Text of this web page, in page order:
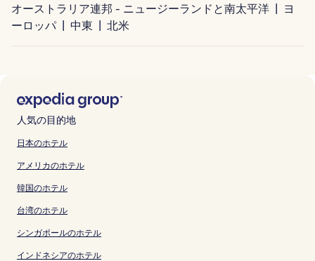
オーストラリア連邦 - ニュージーランドと南太平洋
ヨ
ーロッパ
中東 北米
人気の目的地
日本のホテル
アメリカのホテル
韓国のホテル
台湾のホテル
シンガポールのホテル
インドネシアのホテル